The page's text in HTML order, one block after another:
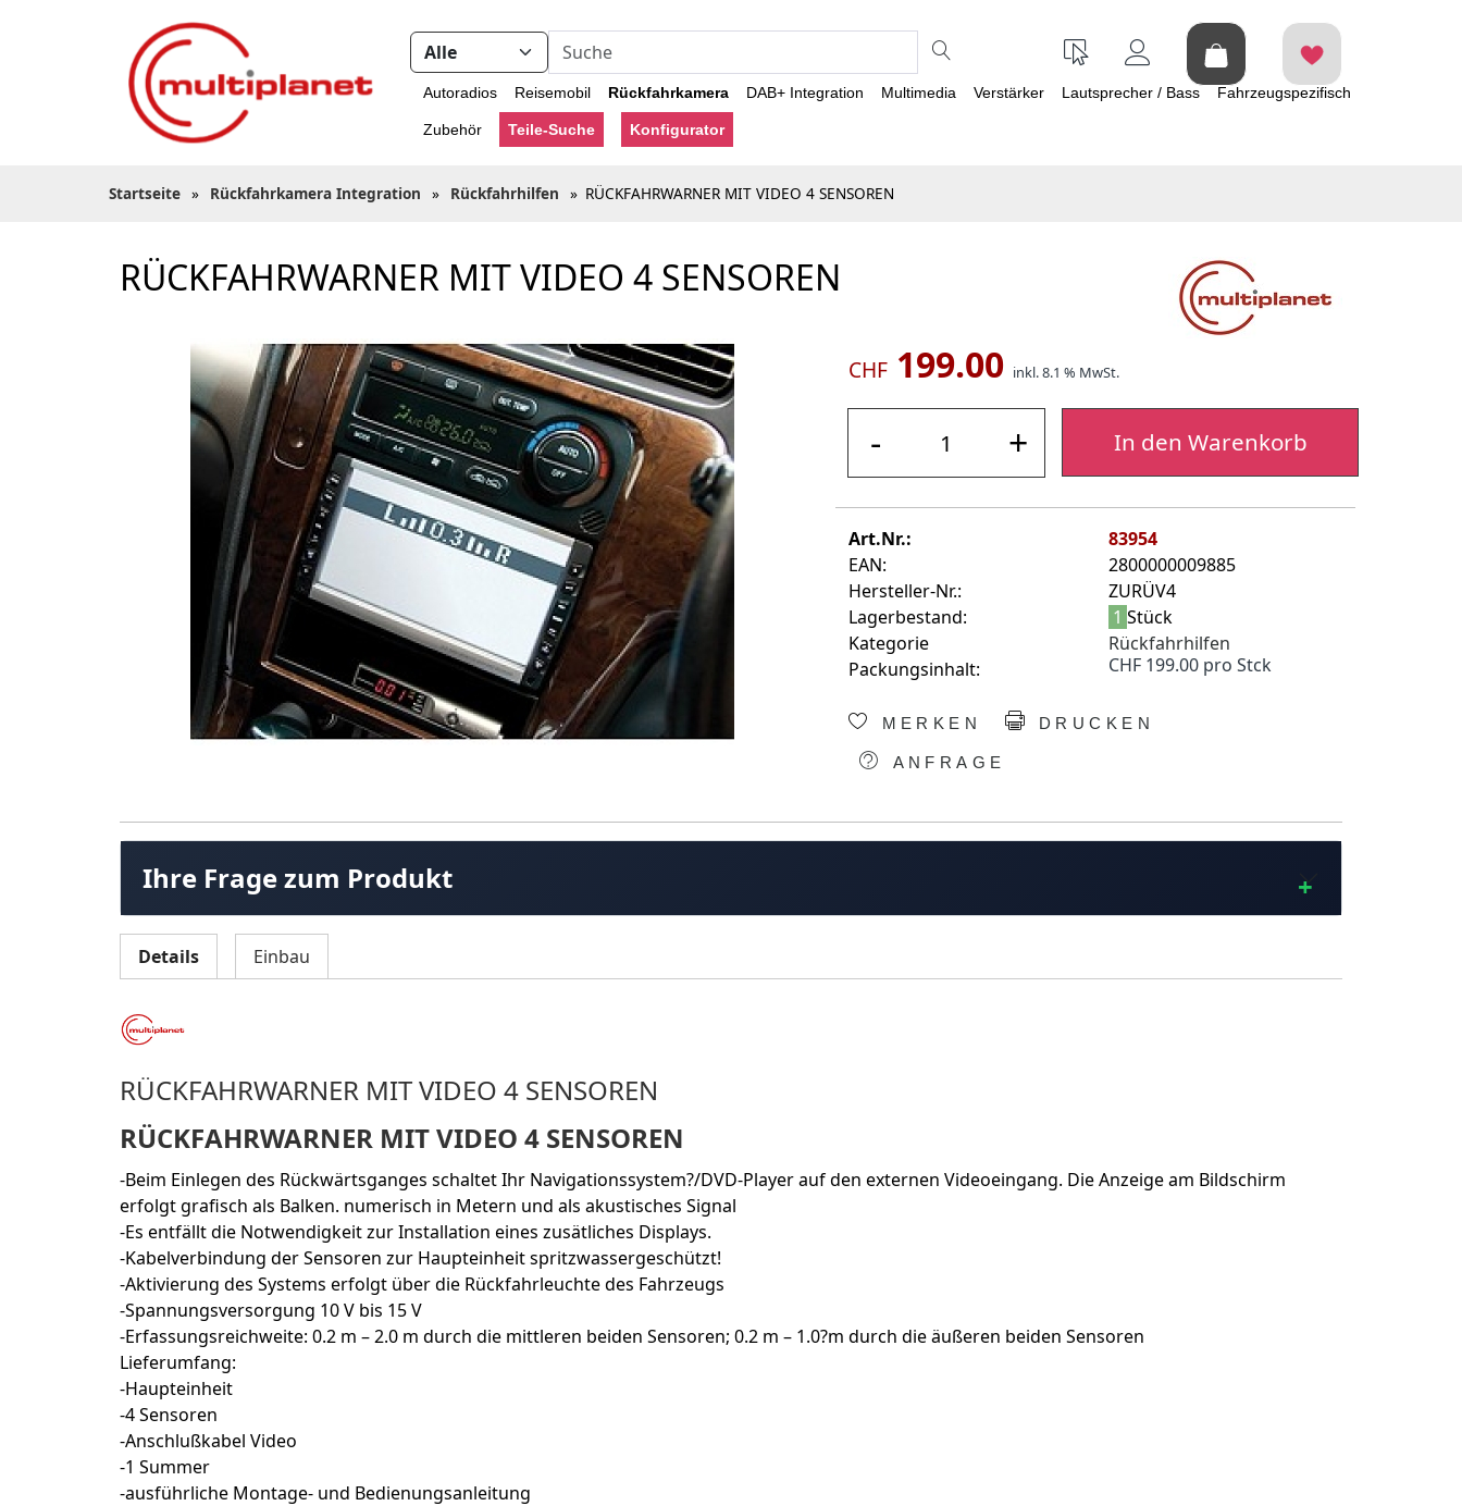
Autoradios Reisemobil Rückfahrkamera DAB+ Integration Multimedia Verstärker Lautsprecher / Bass Fahrzeugspezifisch
Zubehör Teile-Suche Konfigurator
Startseite » Rückfahrkamera Integration » Rückfahrhilfen » RÜCKFAHRWARNER MIT VIDEO 4 SENSOREN
RÜCKFAHRWARNER MIT VIDEO 4 SENSOREN
CHF199.00 inkl. 8.1 % MwSt.
- + In den Warenkorb
Art.Nr.:
83954
EAN:
2800000009885
Hersteller-Nr.:
ZURÜV4
Lagerbestand:
1 Stück
Kategorie
Rückfahrhilfen
Packungsinhalt:
CHF 199.00 pro Stck
MERKEN DRUCKEN
ANFRAGE
Ihre Frage zum Produkt
Details Einbau
RÜCKFAHRWARNER MIT VIDEO 4 SENSOREN
RÜCKFAHRWARNER MIT VIDEO 4 SENSOREN
-Beim Einlegen des Rückwärtsganges schaltet Ihr Navigationssystem?/DVD-Player auf den externen Videoeingang. Die Anzeige am Bildschirm
erfolgt grafisch als Balken. numerisch in Metern und als akustisches Signal
-Es entfällt die Notwendigkeit zur Installation eines zusätliches Displays.
-Kabelverbindung der Sensoren zur Haupteinheit spritzwassergeschützt!
-Aktivierung des Systems erfolgt über die Rückfahrleuchte des Fahrzeugs
-Spannungsversorgung 10 V bis 15 V
-Erfassungsreichweite: 0.2 m – 2.0 m durch die mittleren beiden Sensoren; 0.2 m – 1.0?m durch die äußeren beiden Sensoren
Lieferumfang:
-Haupteinheit
-4 Sensoren
-Anschlußkabel Video
-1 Summer
-ausführliche Montage- und Bedienungsanleitung